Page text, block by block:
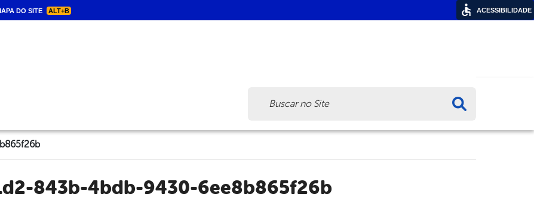
DO SITE ALT+B
843b-4bdb-9430-6ee8b865f26b
ACESSIBILIDADE